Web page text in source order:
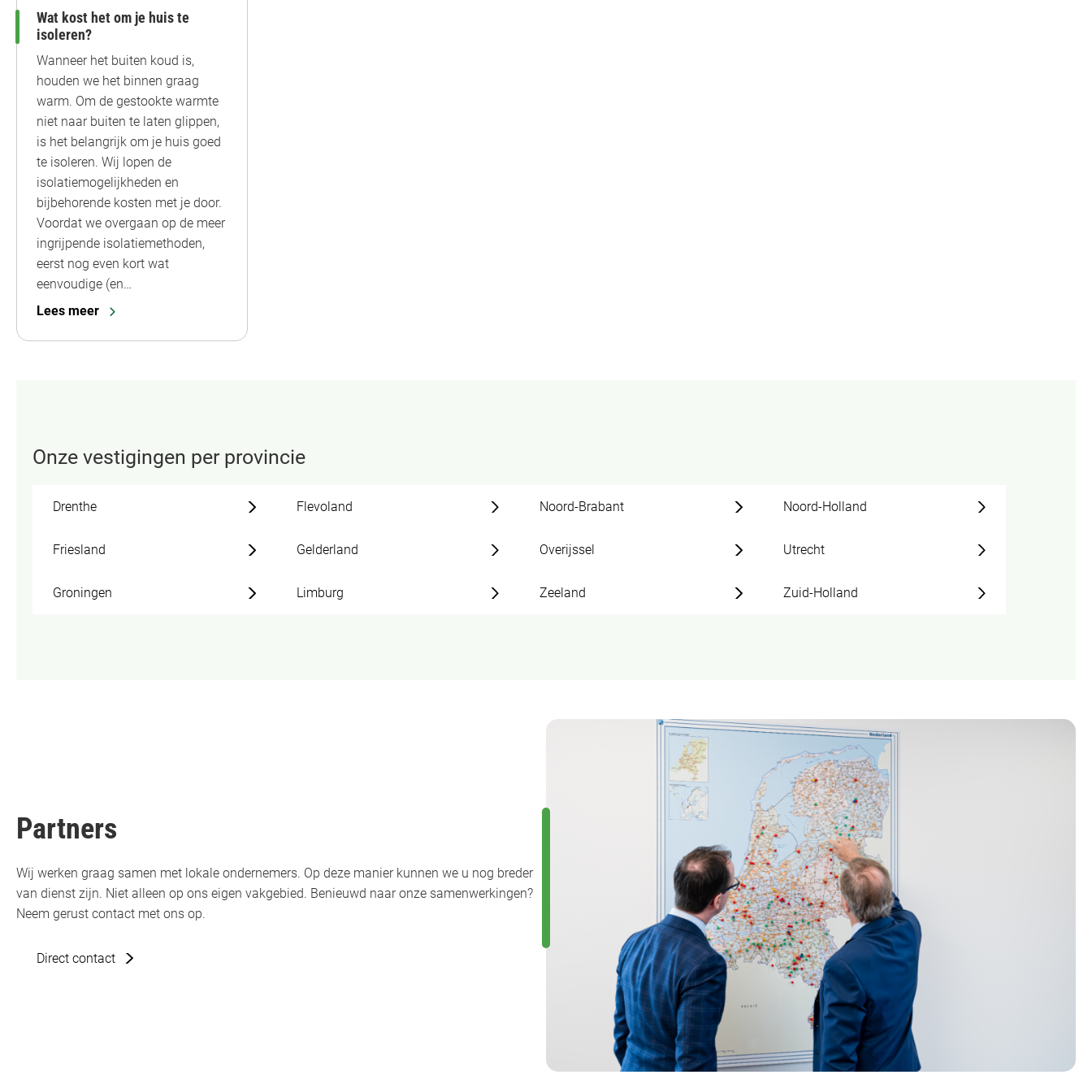
Wat kost het om je huis te
isoleren?
Wanneer het buiten koud is,
houden we het binnen graag
warm. Om de gestookte warmte
niet naar buiten te laten glippen,
is het belangrijk om je huis goed
te isoleren. Wij lopen de
isolatiemogelijkheden en
bijbehorende kosten met je door.
Voordat we overgaan op de meer
ingrijpende isolatiemethoden,
eerst nog even kort wat
eenvoudige (en…
Lees meer
Onze vestigingen per provincie
Drenthe Flevoland Noord-Brabant Noord-Holland
Friesland Gelderland Overijssel Utrecht
Groningen Limburg Zeeland Zuid-Holland
Partners
Wij werken graag samen met lokale ondernemers. Op deze manier kunnen we u nog breder
van dienst zijn. Niet alleen op ons eigen vakgebied. Benieuwd naar onze samenwerkingen?
Neem gerust contact met ons op.
Direct contact